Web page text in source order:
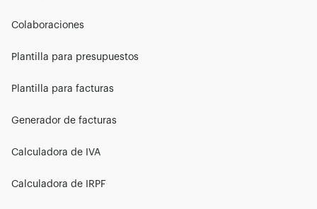
Colaboraciones
Plantilla para presupuestos
Plantilla para facturas
Generador de facturas
Calculadora de IVA
Calculadora de IRPF